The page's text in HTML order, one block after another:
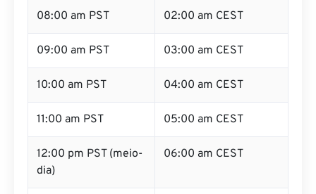
08:00 am PST 02:00 am CEST
09:00 am PST 03:00 am CEST
10:00 am PST 04:00 am CEST
11:00 am PST 05:00 am CEST
12:00 pm PST (meio-
dia)
06:00 am CEST